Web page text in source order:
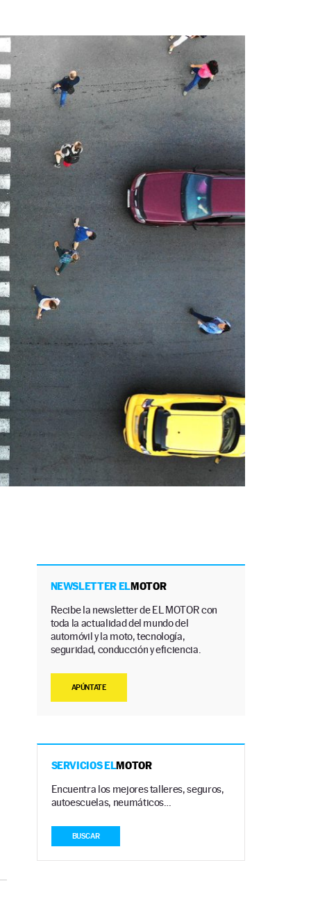
NEWSLETTER ELMOTOR
Recibe la newsletter de EL MOTOR con
toda la actualidad del mundo del
automóvil y la moto, tecnología,
seguridad, conducción y eficiencia.
APÚNTATE
SERVICIOS ELMOTOR
Encuentra los mejores talleres, seguros,
autoescuelas, neumáticos…
BUSCAR